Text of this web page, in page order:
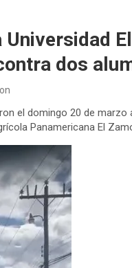
Universidad
dos
el domingo 20 de
Panamericana El